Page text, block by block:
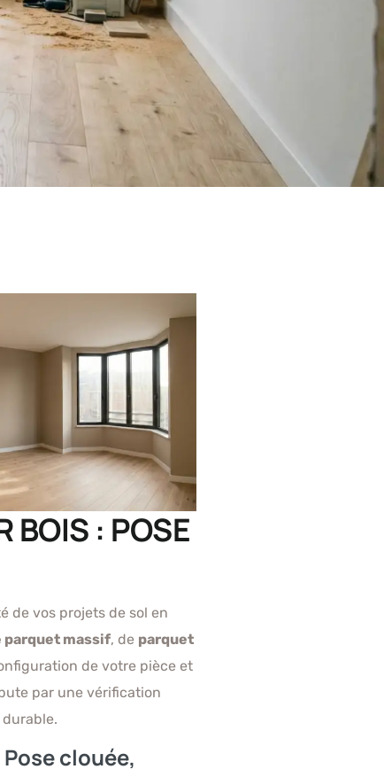
BOIS : POSE
de vos projets de sol en
parquet massif, de parquet
de votre pièce et
par une vérification
clouée,